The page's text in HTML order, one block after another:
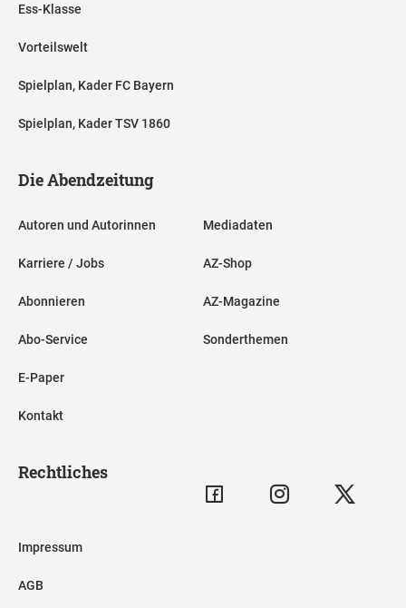
Ess-Klasse
Vorteilswelt
Spielplan, Kader FC Bayern
Spielplan, Kader TSV 1860
Die Abendzeitung
Autoren und Autorinnen
Karriere / Jobs
Abonnieren
Abo-Service
E-Paper
Kontakt
Mediadaten
AZ-Shop
AZ-Magazine
Sonderthemen
Rechtliches
Impressum
AGB